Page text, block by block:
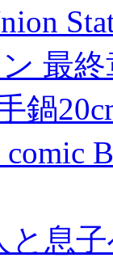
最
鍋
comic
息